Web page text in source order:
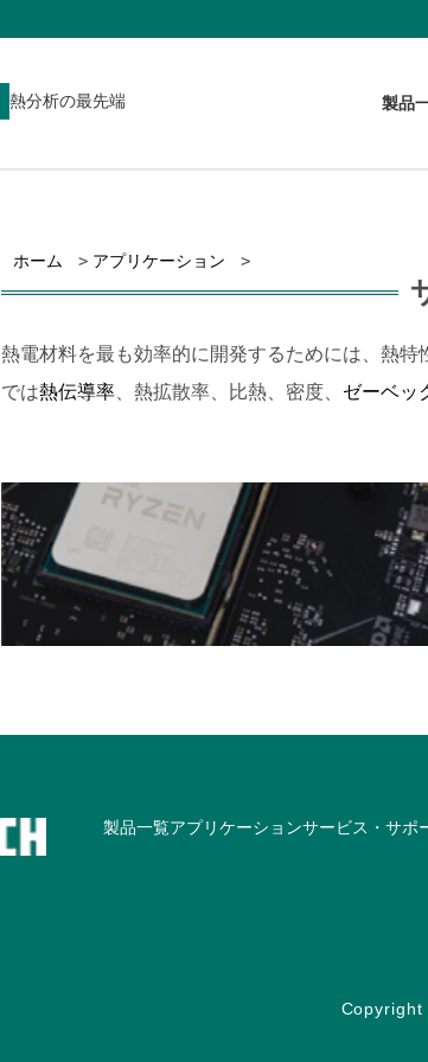
熱分析の最先端 製品
ホーム アプリケーション
熱電材料を最も効率的に開発するためには、熱
では熱伝導率、熱拡散率、比熱、密度、 ゼーベッ
製品一覧アプリケーションサービス・サポ
Copyright